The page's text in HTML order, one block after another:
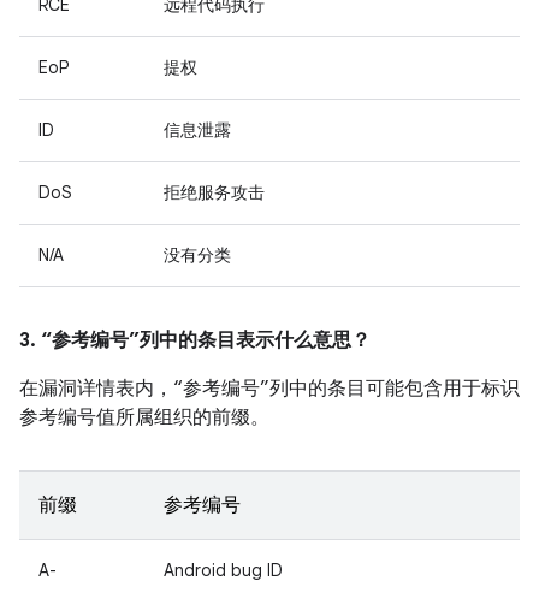
RCE 远程代码执行
EoP 提权
ID 信息泄露
DoS 拒绝服务攻击
N/A 没有分类
3. “参考编号”列中的条目表示什么意思？
在漏洞详情表内，“参考编号”列中的条目可能包含用于标识
参考编号值所属组织的前缀。
前缀 参考编号
A- Android bug ID